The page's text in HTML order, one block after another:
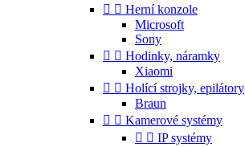
  Herní konzole
Microsoft
Sony
  Hodinky, náramky
Xiaomi
  Holící strojky, epilátory
Braun
  Kamerové systémy
  IP systémy